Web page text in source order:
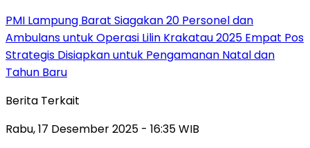
PMI Lampung Barat Siagakan 20 Personel dan
Ambulans untuk Operasi Lilin Krakatau 2025 Empat Pos
Strategis Disiapkan untuk Pengamanan Natal dan
Tahun Baru
Berita Terkait
Rabu, 17 Desember 2025 - 16:35 WIB